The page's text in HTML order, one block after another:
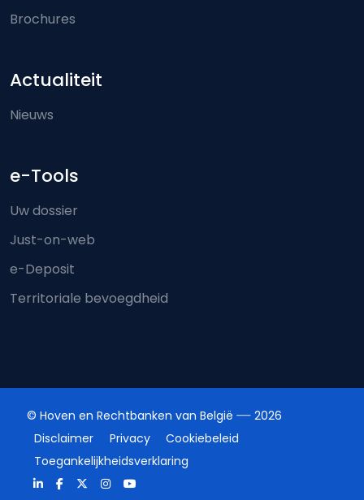
Brochures
Actualiteit
Nieuws
e-Tools
Uw dossier
Just-on-web
e-Deposit
Territoriale bevoegdheid
© Hoven en Rechtbanken van België
2026
Disclaimer
Privacy
Cookiebeleid
Toegankelijkheidsverklaring